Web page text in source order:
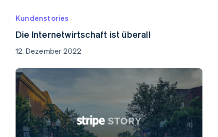
Kundenstories
Die Internetwirtschaft ist überall
12. Dezember 2022